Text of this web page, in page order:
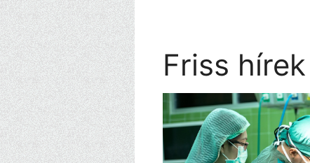
Kilépés
a
tartalomba
Friss hírek